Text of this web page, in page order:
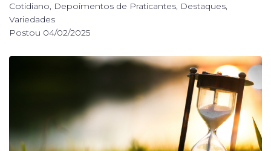
Cotidiano, Depoimentos de Praticantes, Destaques,
Variedades
Postou 04/02/2025